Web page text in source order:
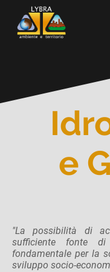
e
"La possibilità di
sufficiente fonte
fondamentale per la
sviluppo socio-